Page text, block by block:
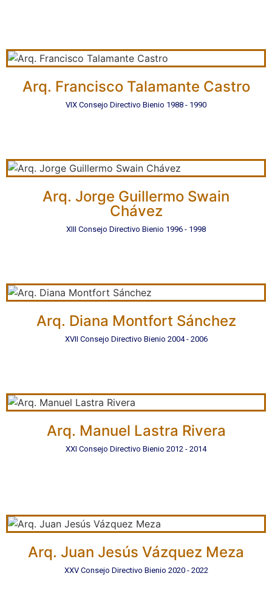
Arq. Francisco Talamante Castro
VIX Consejo Directivo Bienio 1988 - 1990
Arq. Jorge Guillermo Swain
Chávez
XIII Consejo Directivo Bienio 1996 - 1998
Arq. Diana Montfort Sánchez
XVII Consejo Directivo Bienio 2004 - 2006
Arq. Manuel Lastra Rivera
XXI Consejo Directivo Bienio 2012 - 2014
Arq. Juan Jesús Vázquez Meza
XXV Consejo Directivo Bienio 2020 - 2022